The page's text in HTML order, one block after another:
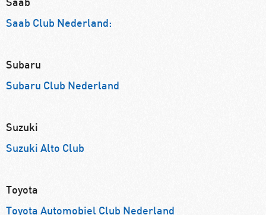
Saab
Saab Club Nederland:
Subaru
Subaru Club Nederland
Suzuki
Suzuki Alto Club
Toyota
Toyota Automobiel Club Nederland